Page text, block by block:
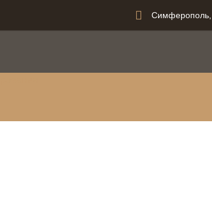
Симферополь,